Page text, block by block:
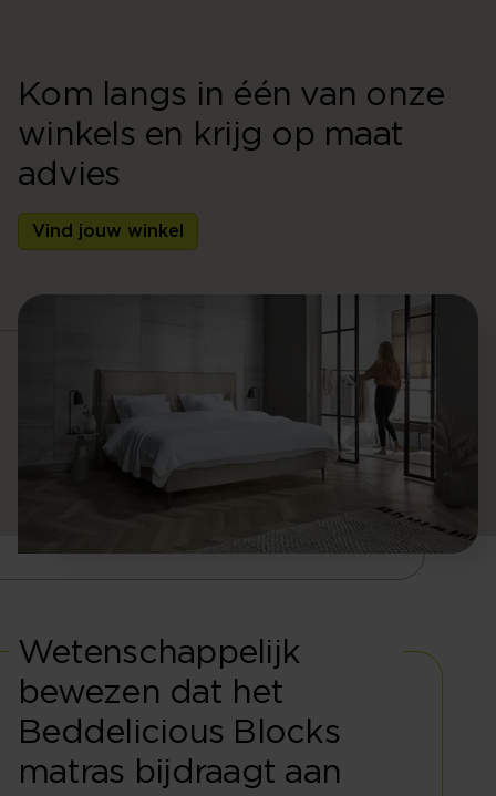
Kom langs in één van onze
winkels en krijg op maat
advies
Vind jouw winkel
Wetenschappelijk
bewezen dat het
Beddelicious Blocks
matras bijdraagt aan